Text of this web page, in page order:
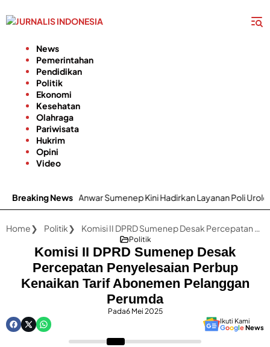
ke
News
Pemerintahan
Pendidikan
Politik
Ekonomi
Kesehatan
Olahraga
Pariwisata
Hukrim
Opini
Video
Breaking News
dr. H. Moh. Anwar Sumenep Kini Hadirkan Layanan Poli Urologi Bagi
Home Politik Komisi II DPRD Sumenep Desak Percepatan Penyelesaian Perbup Kenaikan Tarif Abonemen Pelanggan Perumda
Politik
Komisi II DPRD Sumenep Desak
Percepatan Penyelesaian Perbup
Kenaikan Tarif Abonemen Pelanggan
Perumda
Pada6 Mei 2025
Ikuti Kami
GoogleNews